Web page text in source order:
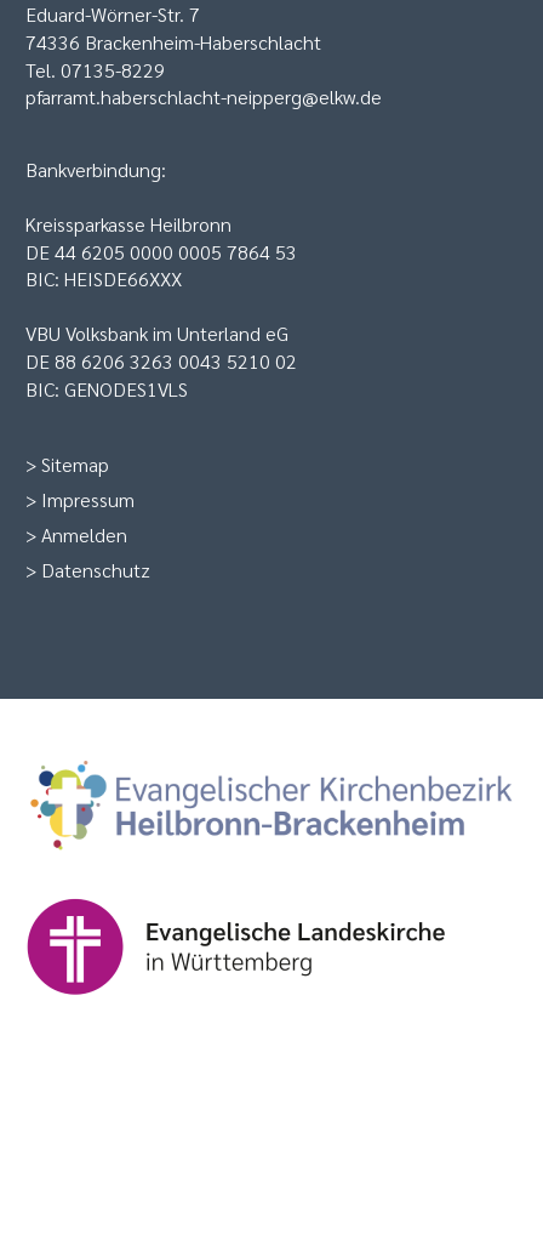
Eduard-Wörner-Str. 7
74336 Brackenheim-Haberschlacht
Tel. 07135-8229
pfarramt.haberschlacht-neipperg@elkw.de
Bankverbindung:
Kreissparkasse Heilbronn
DE 44 6205 0000 0005 7864 53
BIC: HEISDE66XXX
VBU Volksbank im Unterland eG
DE 88 6206 3263 0043 5210 02
BIC: GENODES1VLS
>Sitemap
> Impressum
>Anmelden
> Datenschutz